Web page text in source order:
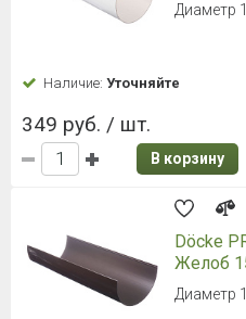
Диаметр
Наличие: Уточняйте
349 руб. / шт.
В корзину
Döcke
Желоб
Диаметр